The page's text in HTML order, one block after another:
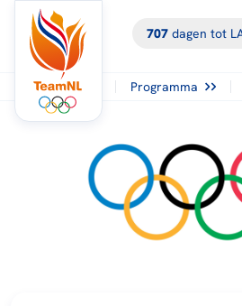
707dagen tot
Programma